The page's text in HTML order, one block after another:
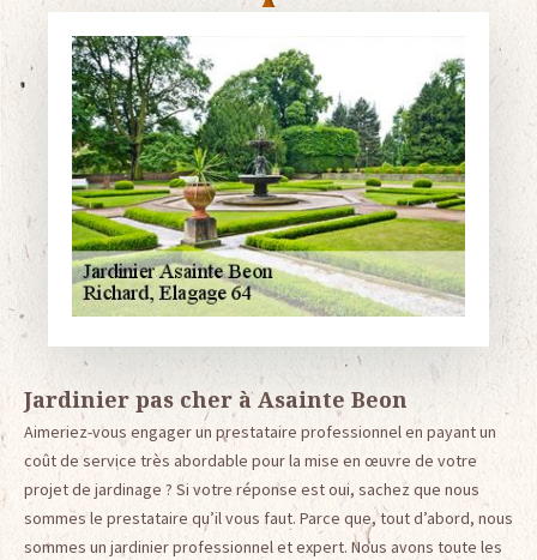
Jardinier pas cher à Asainte Beon
Aimeriez-vous engager un prestataire professionnel en payant un
coût de service très abordable pour la mise en œuvre de votre
projet de jardinage ? Si votre réponse est oui, sachez que nous
sommes le prestataire qu’il vous faut. Parce que, tout d’abord, nous
sommes un jardinier professionnel et expert. Nous avons toute les